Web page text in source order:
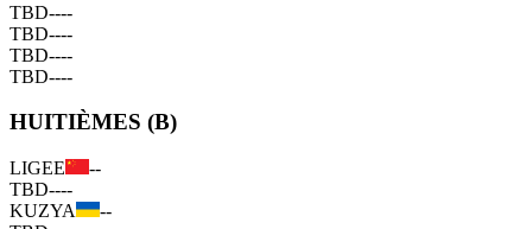
TBD----
TBD----
TBD----
TBD----
HUITIÈMES (B)
LIGEE
--
TBD----
KUZYA
--